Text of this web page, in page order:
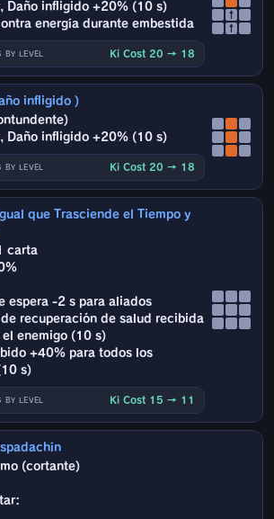
Daño infligido +20% (10 s)
energía durante embestida
BY LEVEL Ki Cost 20 → 18
↑
↑
infligido )
Daño infligido +20% (10 s)
BY LEVEL Ki Cost 20 → 18
que Trasciende el Tiempo y
carta
espera -2 s para aliados
de recuperación de salud recibida
enemigo (10 s)
+40% para todos los
s)
BY LEVEL Ki Cost 15 → 11
(cortante)